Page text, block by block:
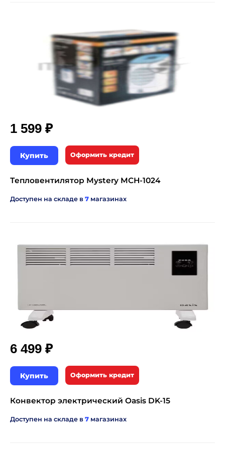
1 599 ₽
Купить Оформить кредит
Тепловентилятор Mystery MCH-1024
Доступен на складе в 7 магазинах
6 499 ₽
Купить Оформить кредит
Конвектор электрический Oasis DK-15
Доступен на складе в 7 магазинах